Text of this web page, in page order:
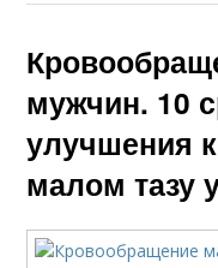
мужчин. 10
улучшения
малом тазу